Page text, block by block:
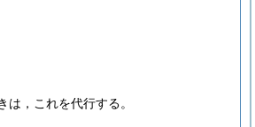
，これを代行する。